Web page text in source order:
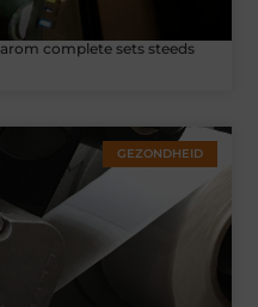
complete sets steeds
GEZONDHEID